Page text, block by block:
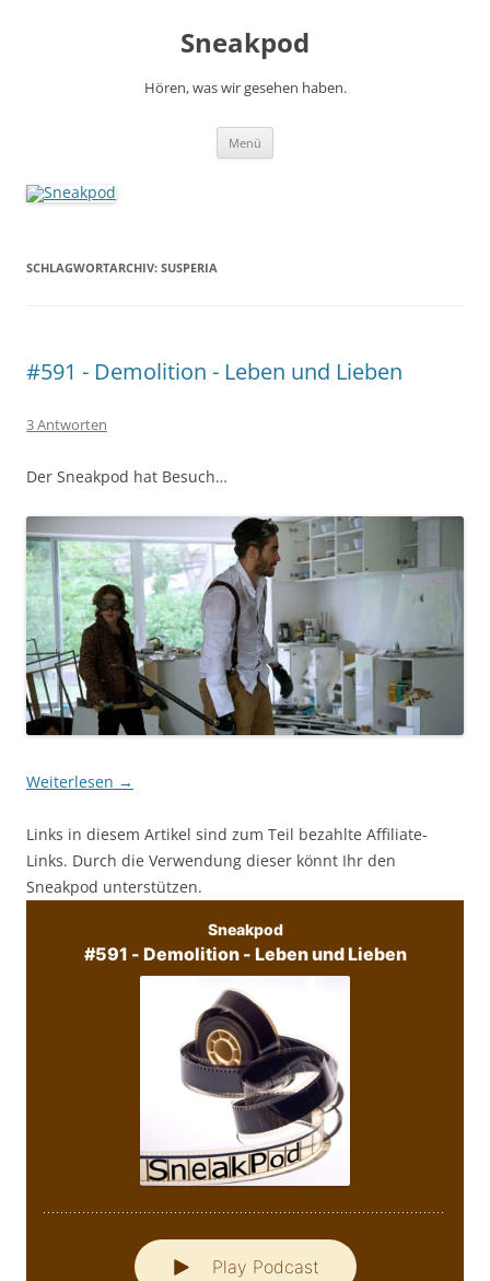
Sneakpod
Hören, was wir gesehen haben.
Menü
SCHLAGWORTARCHIV: SUSPERIA
#591 - Demolition - Leben und Lieben
3 Antworten
Der Sneakpod hat Besuch…
Weiterlesen →
Links in diesem Artikel sind zum Teil bezahlte Affiliate-
Links. Durch die Verwendung dieser könnt Ihr den
Sneakpod unterstützen.